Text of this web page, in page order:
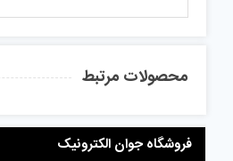
محصولات مرتبط
فروشگاه جوان الکترونیک